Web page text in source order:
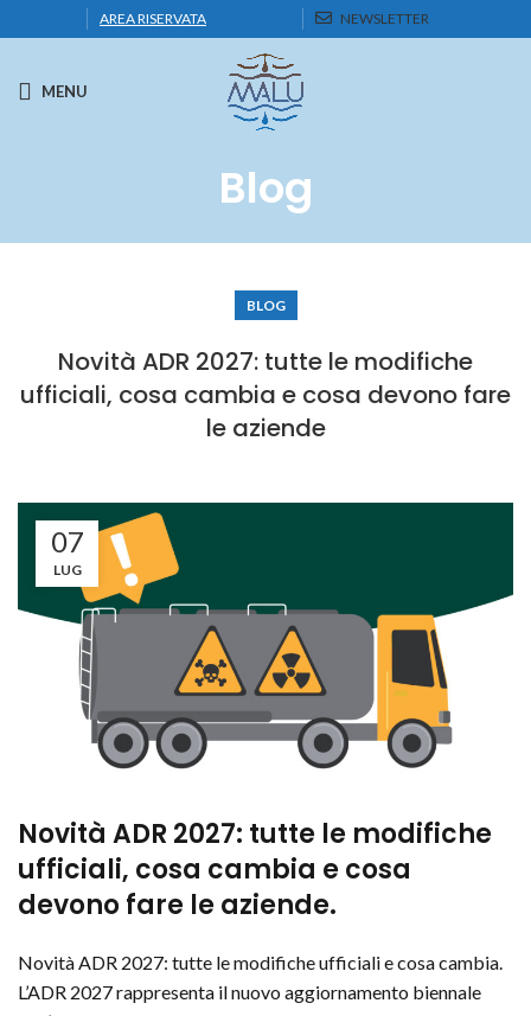
AREA RISERVATA NEWSLETTER
MENU
Blog
BLOG
Novità ADR 2027: tutte le modifiche
ufficiali, cosa cambia e cosa devono fare
le aziende
07
LUG
Novità ADR 2027: tutte le modifiche
ufficiali, cosa cambia e cosa
devono fare le aziende.
Novità ADR 2027: tutte le modifiche ufficiali e cosa cambia.
L’ADR 2027 rappresenta il nuovo aggiornamento biennale